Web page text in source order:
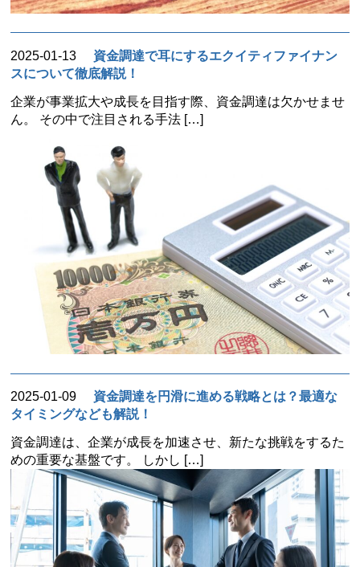
2025-01-13
資金調達で耳にするエクイティファイナン
スについて徹底解説！
企業が事業拡大や成長を目指す際、資金調達は欠かせませ
ん。 その中で注目される手法 […]
2025-01-09
資金調達を円滑に進める戦略とは？最適な
タイミングなども解説！
資金調達は、企業が成長を加速させ、新たな挑戦をするた
めの重要な基盤です。 しかし […]